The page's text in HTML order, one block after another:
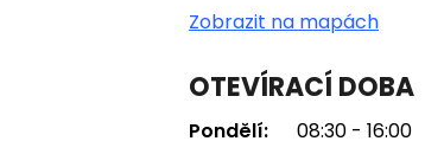
Zobrazit na mapách
OTEVÍRACÍ DOBA
Pondělí:
08:30 - 16:00